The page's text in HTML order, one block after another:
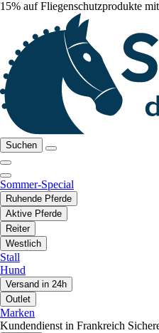
15% auf Fliegenschutzprodukte
Suchen
Sommer-Special
Ruhende Pferde
Aktive Pferde
Reiter
Westlich
Stall
Hund
Versand in 24h
Outlet
Marken
Kundendienst in Frankreich